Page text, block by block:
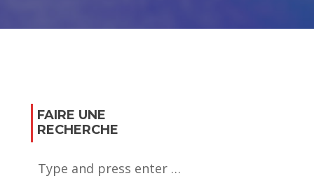
FAIRE UNE
RECHERCHE